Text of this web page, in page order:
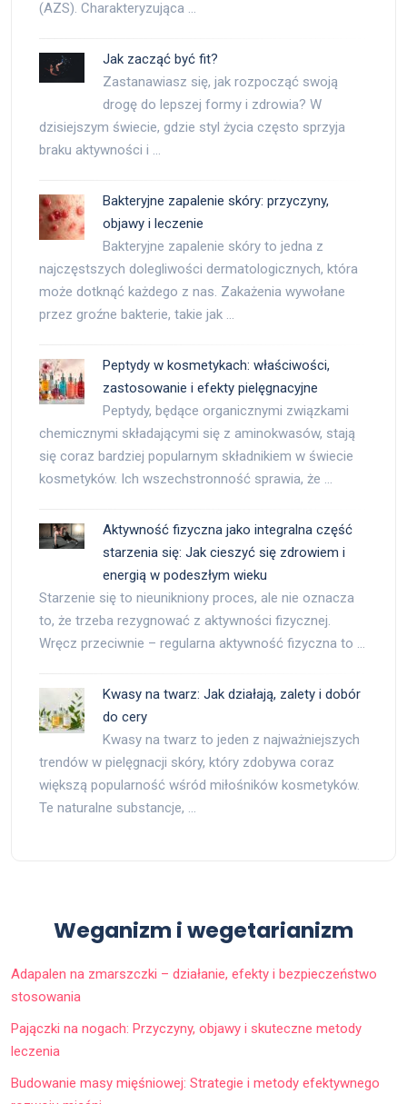
(AZS). Charakteryzująca …
Jak zacząć być fit?
Zastanawiasz się, jak rozpocząć swoją
drogę do lepszej formy i zdrowia? W
dzisiejszym świecie, gdzie styl życia często sprzyja
braku aktywności i …
Bakteryjne zapalenie skóry: przyczyny,
objawy i leczenie
Bakteryjne zapalenie skóry to jedna z
najczęstszych dolegliwości dermatologicznych, która
może dotknąć każdego z nas. Zakażenia wywołane
przez groźne bakterie, takie jak …
Peptydy w kosmetykach: właściwości,
zastosowanie i efekty pielęgnacyjne
Peptydy, będące organicznymi związkami
chemicznymi składającymi się z aminokwasów, stają
się coraz bardziej popularnym składnikiem w świecie
kosmetyków. Ich wszechstronność sprawia, że …
Aktywność fizyczna jako integralna część
starzenia się: Jak cieszyć się zdrowiem i
energią w podeszłym wieku
Starzenie się to nieunikniony proces, ale nie oznacza
to, że trzeba rezygnować z aktywności fizycznej.
Wręcz przeciwnie – regularna aktywność fizyczna to …
Kwasy na twarz: Jak działają, zalety i dobór
do cery
Kwasy na twarz to jeden z najważniejszych
trendów w pielęgnacji skóry, który zdobywa coraz
większą popularność wśród miłośników kosmetyków.
Te naturalne substancje, …
Weganizm i wegetarianizm
Adapalen na zmarszczki – działanie, efekty i bezpieczeństwo
stosowania
Pajączki na nogach: Przyczyny, objawy i skuteczne metody
leczenia
Budowanie masy mięśniowej: Strategie i metody efektywnego